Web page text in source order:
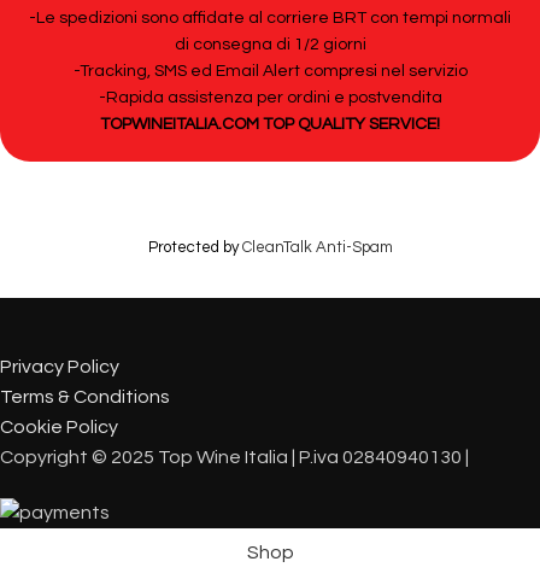
-Le spedizioni sono affidate al corriere BRT con tempi normali
di consegna di 1/2 giorni
-Tracking, SMS ed Email Alert compresi nel servizio
-Rapida assistenza per ordini e postvendita
TOPWINEITALIA.COM TOP QUALITY SERVICE!
Protected byCleanTalk Anti-Spam
Privacy Policy
Terms & Conditions
Cookie Policy
Copyright © 2025 Top Wine Italia | P.iva 02840940130 |
Shop